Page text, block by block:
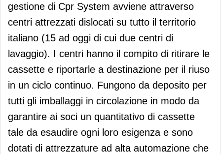
gestione di Cpr System avviene attraverso
centri attrezzati dislocati su tutto il territorio
italiano (15 ad oggi di cui due centri di
lavaggio). I centri hanno il compito di ritirare le
cassette e riportarle a destinazione per il riuso
in un ciclo continuo. Fungono da deposito per
tutti gli imballaggi in circolazione in modo da
garantire ai soci un quantitativo di cassette
tale da esaudire ogni loro esigenza e sono
dotati di attrezzature ad alta automazione che